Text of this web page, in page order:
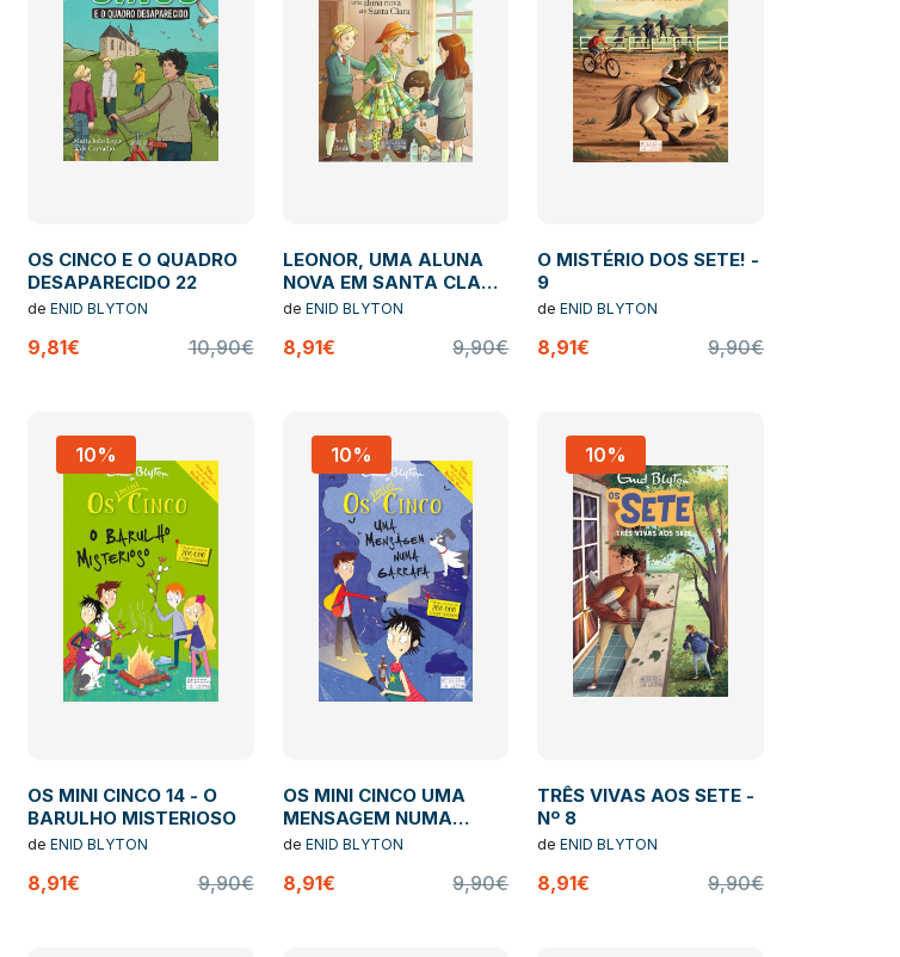
OS CINCO E O QUADRO
DESAPARECIDO 22
de ENID BLYTON
9,81€ 10,90€
LEONOR, UMA ALUNA
NOVA EM SANTA CLARA
- XVII
de ENID BLYTON
8,91€ 9,90€
O MISTÉRIO DOS SETE! -
9
deENID BLYTON
8,91€ 9,90€
10%
OS MINI CINCO 14 - O
BARULHO MISTERIOSO
de ENID BLYTON
8,91€ 9,90€
10%
OS MINI CINCO UMA
MENSAGEM NUMA
GARRAFA Nº 13
de ENID BLYTON
8,91€ 9,90€
10%
TRÊS VIVAS AOS SETE -
Nº 8
deENID BLYTON
8,91€ 9,90€